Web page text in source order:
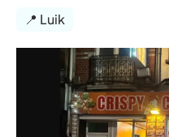
📍 Luik